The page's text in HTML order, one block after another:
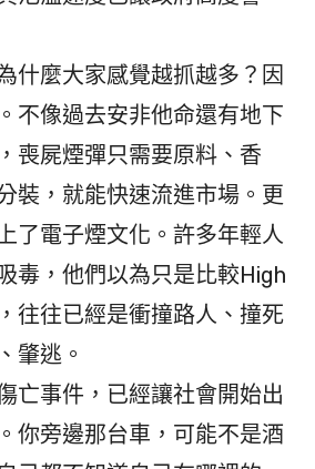
什麼大家感覺越抓越多？因
不像過去安非他命還有地下
喪屍煙彈只需要原料、香
裝，就能快速流進市場。更
了電子煙文化。許多年輕人
毒，他們以為只是比較High
往往已經是衝撞路人、撞死
肇逃。
亡事件，已經讓社會開始出
你旁邊那台車，可能不是酒